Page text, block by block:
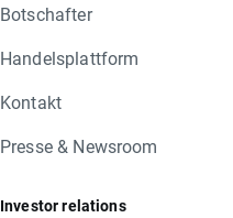
Botschafter
Handelsplattform
Kontakt
Presse & Newsroom
Investor relations